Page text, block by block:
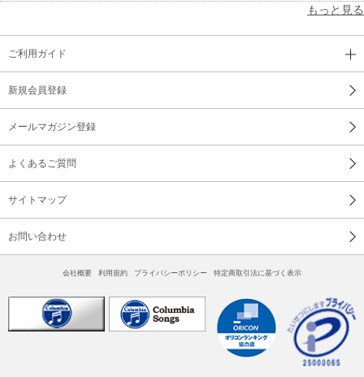
もっと見る
ご利用ガイド
新規会員登録
メールマガジン登録
よくあるご質問
サイトマップ
お問い合わせ
会社概要 利用規約 プライバシーポリシー 特定商取引法に基づく表示